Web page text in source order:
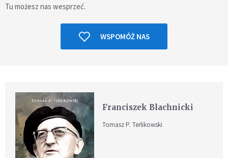
Tu możesz nas wesprzeć.
WSPOMÓŻ NAS
Franciszek Blachnicki
Tomasz P. Terlikowski